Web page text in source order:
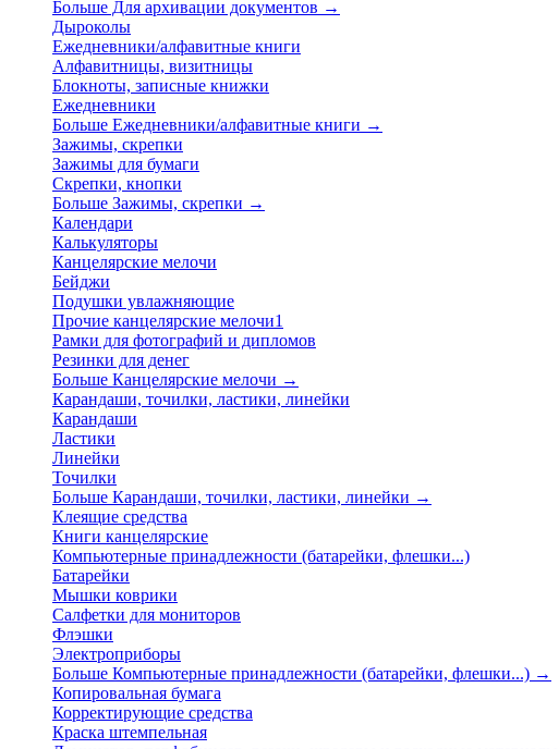
Больше Для архивации документов →
Дыроколы
Ежедневники/алфавитные книги
Алфавитницы, визитницы
Блокноты, записные книжки
Ежедневники
Больше Ежедневники/алфавитные книги →
Зажимы, скрепки
Зажимы для бумаги
Скрепки, кнопки
Больше Зажимы, скрепки →
Календари
Калькуляторы
Канцелярские мелочи
Бейджи
Подушки увлажняющие
Прочие канцелярские мелочи1
Рамки для фотографий и дипломов
Резинки для денег
Больше Канцелярские мелочи →
Карандаши, точилки, ластики, линейки
Карандаши
Ластики
Линейки
Точилки
Больше Карандаши, точилки, ластики, линейки →
Клеящие средства
Книги канцелярские
Компьютерные принадлежности (батарейки, флешки...)
Батарейки
Мышки коврики
Салфетки для мониторов
Флэшки
Электроприборы
Больше Компьютерные принадлежности (батарейки, флешки...) →
Копировальная бумага
Корректирующие средства
Краска штемпельная